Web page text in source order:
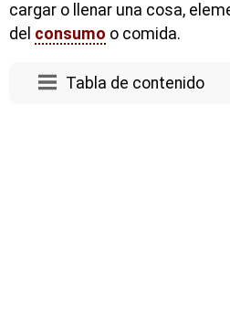
cargar o llenar una cosa,
del consumo o comida.
Tabla de contenido